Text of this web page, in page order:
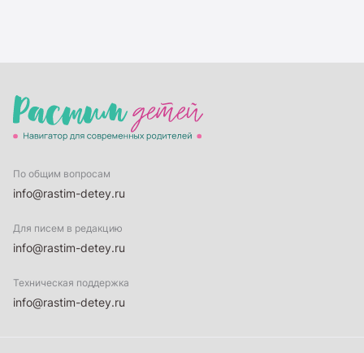
По общим вопросам
info@rastim-detey.ru
Для писем в редакцию
info@rastim-detey.ru
Техническая поддержка
info@rastim-detey.ru